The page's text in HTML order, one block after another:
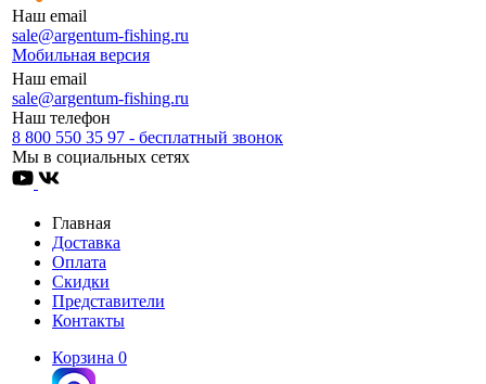
Наш email
sale@argentum-fishing.ru
Мобильная версия
Наш email
sale@argentum-fishing.ru
Наш телефон
8 800 550 35 97 - бесплатный звонок
Мы в социальных сетях
Главная
Доставка
Оплата
Скидки
Представители
Контакты
Корзина 0